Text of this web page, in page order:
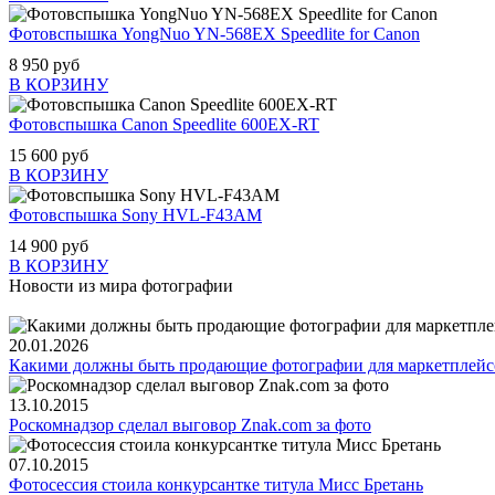
Фотовспышка YongNuo YN-568EX Speedlite for Canon
8 950 руб
В КОРЗИНУ
Фотовспышка Canon Speedlite 600EX-RT
15 600 руб
В КОРЗИНУ
Фотовспышка Sony HVL-F43AM
14 900 руб
В КОРЗИНУ
Новости из мира фотографии
20.01.2026
Какими должны быть продающие фотографии для
13.10.2015
Роскомнадзор сделал выговор Znak.com за фото
07.10.2015
Фотосессия стоила конкурсантке титула Мисс Бретань